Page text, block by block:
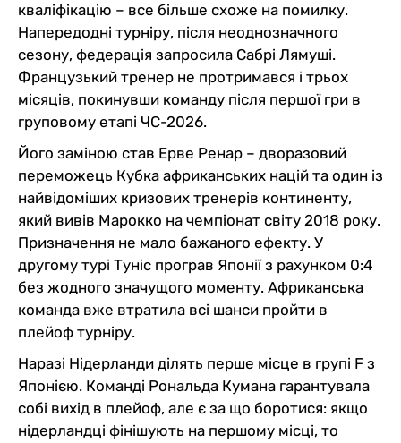
кваліфікацію – все більше схоже на помилку.
Напередодні турніру, після неоднозначного
сезону, федерація запросила Сабрі Лямуші.
Французький тренер не протримався і трьох
місяців, покинувши команду після першої гри в
груповому етапі ЧС-2026.
Його заміною став Ерве Ренар – дворазовий
переможець Кубка африканських націй та один із
найвідоміших кризових тренерів континенту,
який вивів Марокко на чемпіонат світу 2018 року.
Призначення не мало бажаного ефекту. У
другому турі Туніс програв Японії з рахунком 0:4
без жодного значущого моменту. Африканська
команда вже втратила всі шанси пройти в
плейоф турніру.
Наразі Нідерланди ділять перше місце в групі F з
Японією. Команді Рональда Кумана гарантувала
собі вихід в плейоф, але є за що боротися: якщо
нідерландці фінішують на першому місці, то